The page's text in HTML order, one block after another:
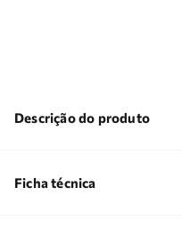
Descrição do produto
Ficha técnica